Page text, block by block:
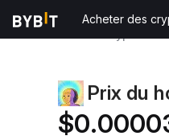
Acheter des
Prix du